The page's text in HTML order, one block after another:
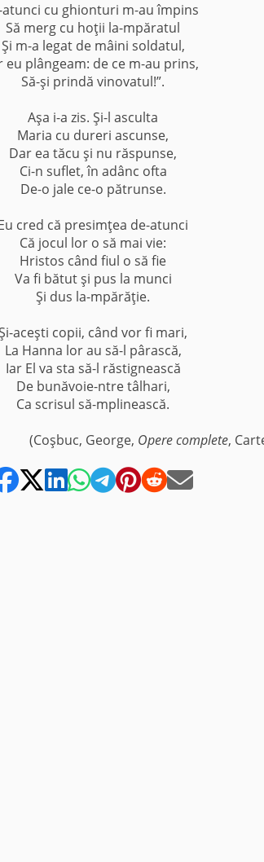
atunci cu ghionturi m-au împins
Să merg cu hoţii la-mpăratul
Şi m-a legat de mâini soldatul,
eu plângeam: de ce m-au prins,
Să-şi prindă vinovatul!”.
Aşa i-a zis. Şi-l asculta
Maria cu dureri ascunse,
Dar ea tăcu şi nu răspunse,
Ci-n suflet, în adânc ofta
De-o jale ce-o pătrunse.
cred că presimţea de-atunci
Că jocul lor o să mai vie:
Hristos când fiul o să fie
Va fi bătut şi pus la munci
Şi dus la-mpărăţie.
aceşti copii, când vor fi mari,
La Hanna lor au să-l pârască,
Iar El va sta să-l răstignească
De bunăvoie-ntre tâlhari,
Ca scrisul să-mplinească.
(Coşbuc, George, Opere complete,